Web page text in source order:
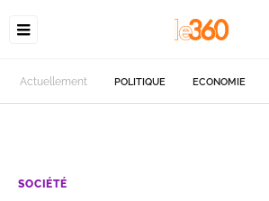
Actuellement POLITIQUE ECONOMIE
SOCIÉTÉ